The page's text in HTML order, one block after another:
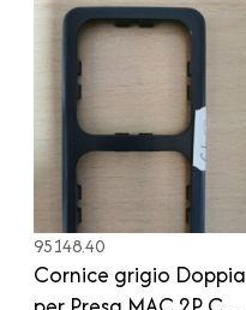
95148.40
Cornice grigio Doppia